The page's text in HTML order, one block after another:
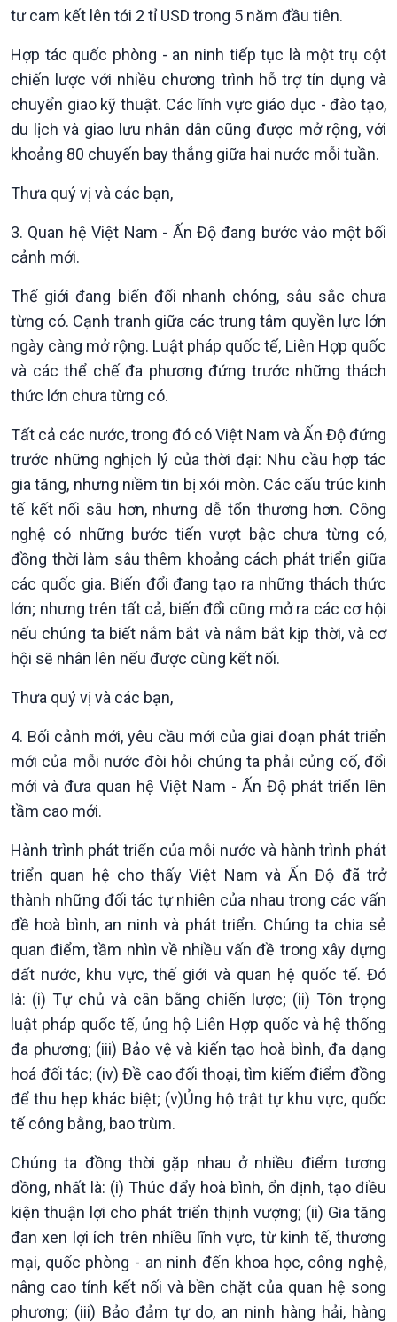
Xã hội
Tin Đời sống & Xã hội
360 độ Sức khỏe
Chuyển đổi Xanh
Tài nguyên và Môi trường
Chuyên gia của bạn
Bước chân đến trường
Khoa học & Công nghệ
Tin Khoa học & Công nghệ
Kết nối công nghệ
Sống chung với biến đổi
khí hậu
tư cam kết lên tới 2 tỉ USD trong 5 năm đầu tiên.
Hợp tác quốc phòng - an ninh tiếp tục là một trụ cột
chiến lược với nhiều chương trình hỗ trợ tín dụng và
chuyển giao kỹ thuật. Các lĩnh vực giáo dục - đào tạo,
du lịch và giao lưu nhân dân cũng được mở rộng, với
khoảng 80 chuyến bay thẳng giữa hai nước mỗi tuần.
Thưa quý vị và các bạn,
3. Quan hệ Việt Nam - Ấn Độ đang bước vào một bối
cảnh mới.
Thế giới đang biến đổi nhanh chóng, sâu sắc chưa
từng có. Cạnh tranh giữa các trung tâm quyền lực lớn
ngày càng mở rộng. Luật pháp quốc tế, Liên Hợp quốc
và các thể chế đa phương đứng trước những thách
thức lớn chưa từng có.
Tất cả các nước, trong đó có Việt Nam và Ấn Độ đứng
trước những nghịch lý của thời đại: Nhu cầu hợp tác
gia tăng, nhưng niềm tin bị xói mòn. Các cấu trúc kinh
tế kết nối sâu hơn, nhưng dễ tổn thương hơn. Công
nghệ có những bước tiến vượt bậc chưa từng có,
đồng thời làm sâu thêm khoảng cách phát triển giữa
các quốc gia. Biến đổi đang tạo ra những thách thức
lớn; nhưng trên tất cả, biến đổi cũng mở ra các cơ hội
nếu chúng ta biết nắm bắt và nắm bắt kịp thời, và cơ
hội sẽ nhân lên nếu được cùng kết nối.
Thưa quý vị và các bạn,
4. Bối cảnh mới, yêu cầu mới của giai đoạn phát triển
mới của mỗi nước đòi hỏi chúng ta phải củng cố, đổi
mới và đưa quan hệ Việt Nam - Ấn Độ phát triển lên
tầm cao mới.
Hành trình phát triển của mỗi nước và hành trình phát
triển quan hệ cho thấy Việt Nam và Ấn Độ đã trở
thành những đối tác tự nhiên của nhau trong các vấn
đề hoà bình, an ninh và phát triển. Chúng ta chia sẻ
quan điểm, tầm nhìn về nhiều vấn đề trong xây dựng
đất nước, khu vực, thế giới và quan hệ quốc tế. Đó
là: (i) Tự chủ và cân bằng chiến lược; (ii) Tôn trọng
luật pháp quốc tế, ủng hộ Liên Hợp quốc và hệ thống
đa phương; (iii) Bảo vệ và kiến tạo hoà bình, đa dạng
hoá đối tác; (iv) Đề cao đối thoại, tìm kiếm điểm đồng
để thu hẹp khác biệt; (v)Ủng hộ trật tự khu vực, quốc
tế công bằng, bao trùm.
Chúng ta đồng thời gặp nhau ở nhiều điểm tương
đồng, nhất là: (i) Thúc đẩy hoà bình, ổn định, tạo điều
kiện thuận lợi cho phát triển thịnh vượng; (ii) Gia tăng
đan xen lợi ích trên nhiều lĩnh vực, từ kinh tế, thương
mại, quốc phòng - an ninh đến khoa học, công nghệ,
nâng cao tính kết nối và bền chặt của quan hệ song
phương; (iii) Bảo đảm tự do, an ninh hàng hải, hàng